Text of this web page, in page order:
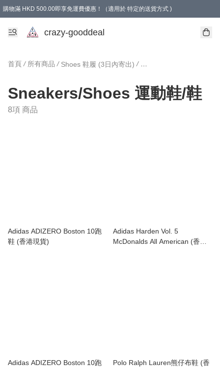
購物滿 HKD 500.00即享免運費優惠！（適用於 特定的送貨方式 )
成為會員可享免費禮品
crazy-gooddeal
首頁 / 所有商品 / Shoes 鞋履 (3日內寄出) / Sneakers/Shoes 運動鞋
Sneakers/Shoes 運動鞋/鞋
8項 商品
Adidas ADIZERO Boston 10跑
鞋 (香港現貨)
Adidas Harden Vol. 5
McDonalds All American (香港
Adidas ADIZERO Boston 10跑
Polo Ralph Lauren熊仔布鞋 (香